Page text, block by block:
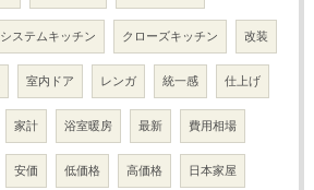
システムキッチン クローズキッチン 改装
室内ドア レンガ 統一感 仕上げ
家計 浴室暖房 最新 費用相場
安価 低価格 高価格 日本家屋